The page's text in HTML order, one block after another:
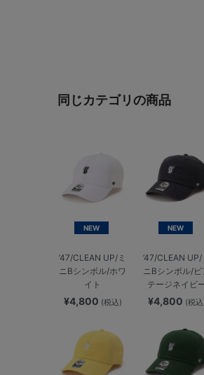
同じカテゴリの商品
NEW
’47/CLEAN UP/ミ
ニBシンボル/ホワ
イト
¥4,800 (税込)
NEW
’47/CLEAN UP/
ニBシンボル/ビ
テージネイビ
¥4,800 (税